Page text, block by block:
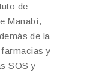
de
Manabí,
de la
y
SOS y